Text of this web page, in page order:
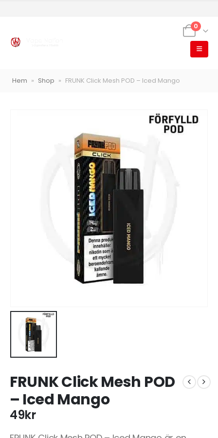
0
Hem » Shop » FRUNK Click Mesh POD – Iced Mango
FRUNK Click Mesh POD
– Iced Mango
49kr
Populära engångsvapes Hjälp mig välja